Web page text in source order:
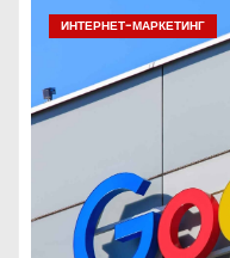
ИНТЕРНЕТ-МАРКЕТИНГ